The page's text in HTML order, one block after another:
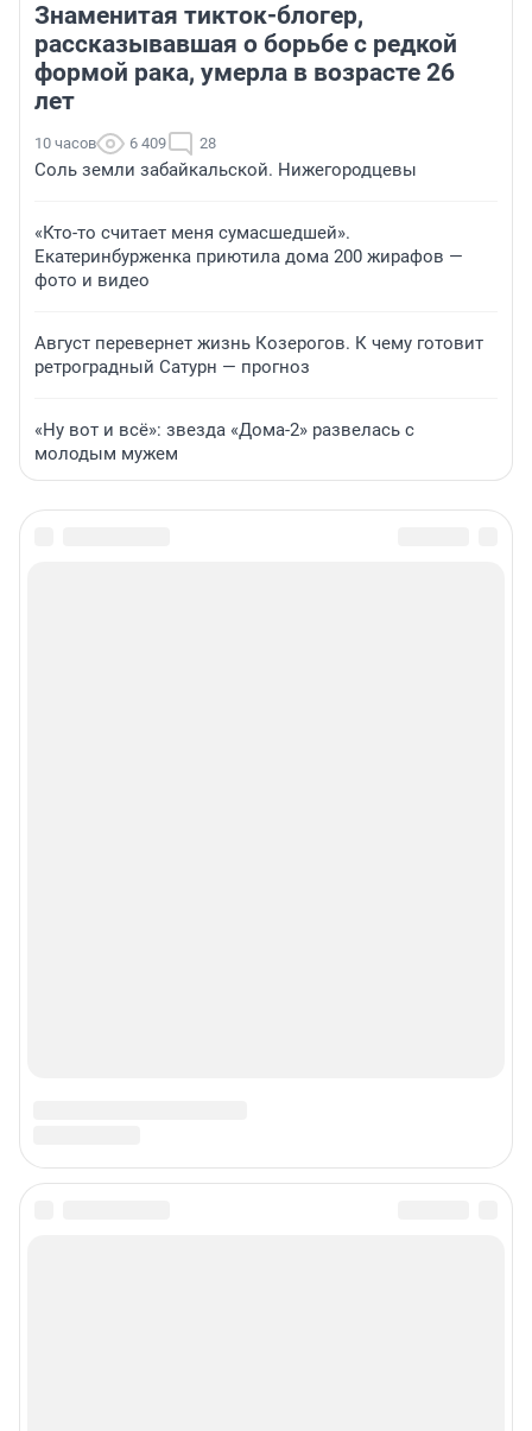
Знаменитая тикток-блогер,
рассказывавшая о борьбе с редкой
формой рака, умерла в возрасте 26
лет
10 часов 6 409 28
Соль земли забайкальской. Нижегородцевы
«Кто-то считает меня сумасшедшей».
Екатеринбурженка приютила дома 200 жирафов —
фото и видео
Август перевернет жизнь Козерогов. К чему готовит
ретроградный Сатурн — прогноз
«Ну вот и всё»: звезда «Дома-2» развелась с
молодым мужем